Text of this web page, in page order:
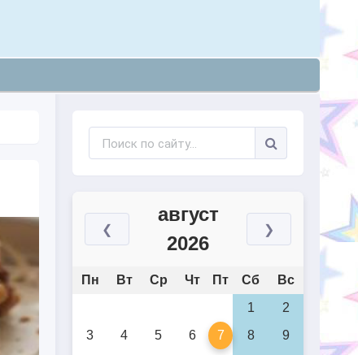
❮
август
2026
❯
Пн Вт Ср Чт Пт Сб
Вс
1
2
3
4 5 6 7 8
9